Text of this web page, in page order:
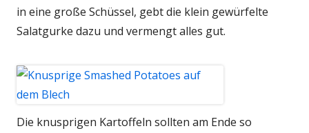
in eine große Schüssel, gebt die klein gewürfelte
Salatgurke dazu und vermengt alles gut.
Die knusprigen Kartoffeln sollten am Ende so